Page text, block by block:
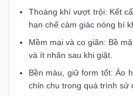
Thoáng khí vượt trội: Kết
hạn chế cảm giác nóng bí
Mềm mại và co giãn: Bề
và ít nhăn sau khi giặt.
Bền màu, giữ form tốt: Áo
chỉn chu trong quá trình sử